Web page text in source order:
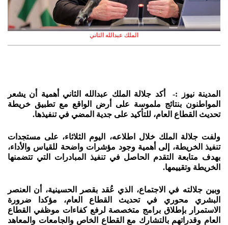
الملك عبدالله الثاني
المدينة نيوز :- أكد جلالة الملك عبدالله الثاني أهمية أن يشعر
المواطنون بنتائج ملموسة على أرض الواقع مع تطبيق خريطة
تحديث القطاع العام، للتأكيد على جدية المضي في تنفيذها.
ولفت جلالة الملك خلال اطلاعه، اليوم الثلاثاء، على مستجدات
تنفيذ الخريطة، إلى أهمية وجود مؤشرات واضحة للقياس والأداء،
بهدف متابعة التقدم الحاصل في تنفيذ المبادرات التي تتضمنها
الخريطة وتقييمها.
وبين جلالته في الاجتماع، الذي عُقد بقصر الحسينية، أن العنصر
البشري محوري في تحديث القطاع العام، مؤكدا ضرورة
الاستمرار بإطلاق برامج متخصصة لرفع كفاءات موظفي القطاع
العام وقدراتهم بالتشارك مع القطاع الخاص والجامعات والمعاهد